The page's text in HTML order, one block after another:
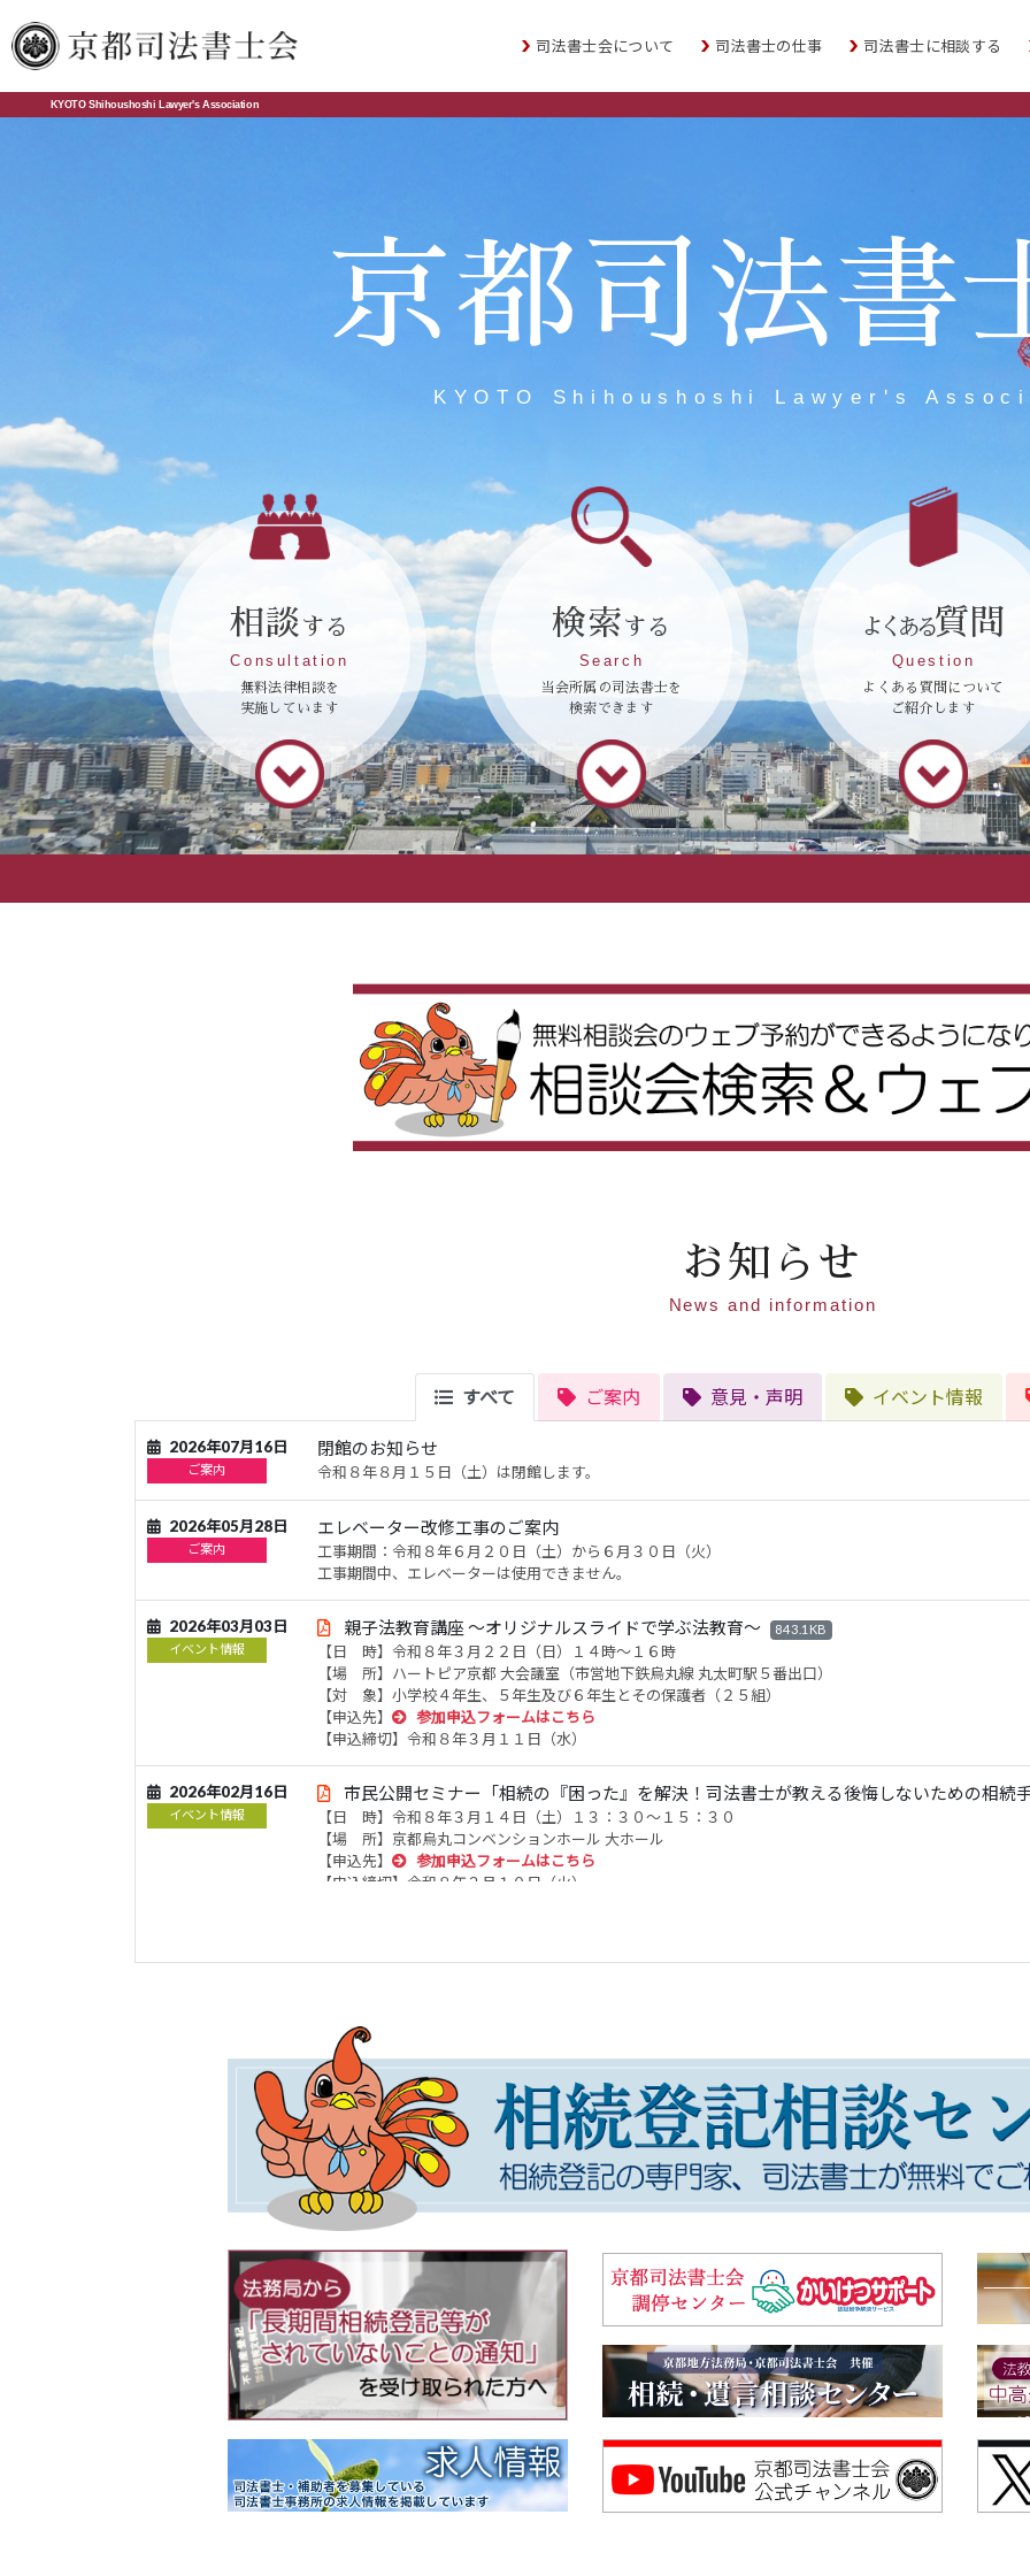
京都司法書
KYOTO Shihoushoshi Lawyer's
相談 する
Consultation
無料法律相談を
実施しています
検索 する
Search
当会所属の司法書士を
検索できます
よくある質問
Question
よくある質問について
ご紹介します
司法書士会について 司法書士の仕事 司法書士に相談する
KYOTO Shihoushoshi Lawyer's Association
お知らせ
News and information
すべて ご案内 意見・声明 イベント情報
2026年07月16日
ご案内
閉館のお知らせ
令和８年８月１５日（土）は閉館します。
2026年05月28日
ご案内
エレベーター改修工事のご案内
工事期間：令和８年６月２０日（土）から６月３０日（火）
工事期間中、エレベーターは使用できません。
2026年03月03日
イベント情報
親子法教育講座 ～オリジナルスライドで学ぶ法教育～ 843.1KB
【日 時】令和８年３月２２日（日）１４時～１６時
【場 所】ハートピア京都 大会議室（市営地下鉄烏丸線 丸太町駅５番出口）
【対 象】小学校４年生、５年生及び６年生とその保護者（２５組）
【申込先】
参加申込フォームはこちら
【申込締切】令和８年３月１１日（水）
2026年02月16日
イベント情報
市民公開セミナー「相続の『困った』を解決！司法書士が教える後悔しないための相続
【日 時】令和８年３月１４日（土）１３：３０～１５：３０
【場 所】京都烏丸コンベンションホール 大ホール
【申込先】
参加申込フォームはこちら
【申込締切】令和８年３月１０日（火）
下記相談会が、雪の影響で中止になりました。
2026年01月30日
不動産登記規則の一部を改正する省令案に関する意見書
2026年01月09日 「相続・遺言推進月間」司法書士による無料相談会開催のご案内 249.4KB
【開催期間】令和８年２月１日（日）～２月２８日（土）※ご予約不要
＜相談会場変更のお知らせ＞
２月７日（土）
【南丹市】（変更前）南丹市役所美山支所 → （変更後）美山文化ホール ２階会議室
【綾部市】（変更前）あやべ・日東精工アリーナ → （変更後）綾部市I・Tビル ３階研修室Ａ・Ｂ
２月１０日（火）
【京都市 中京区役所】（変更前）４階第１会議室 → （変更後）３階会議室
２月１２日（木）
【京都市 北区役所】（変更前）３階第４・５会議室 → （変更後）本庁舎２階第２会議室、西庁舎
2025年12月04日 年末年始閉館のお知らせ
令和７年１２月２７日（土）～令和８年１月４日（日）閉館します。
令和７年度京都司法書士会新人研修の御案内 391.5KB